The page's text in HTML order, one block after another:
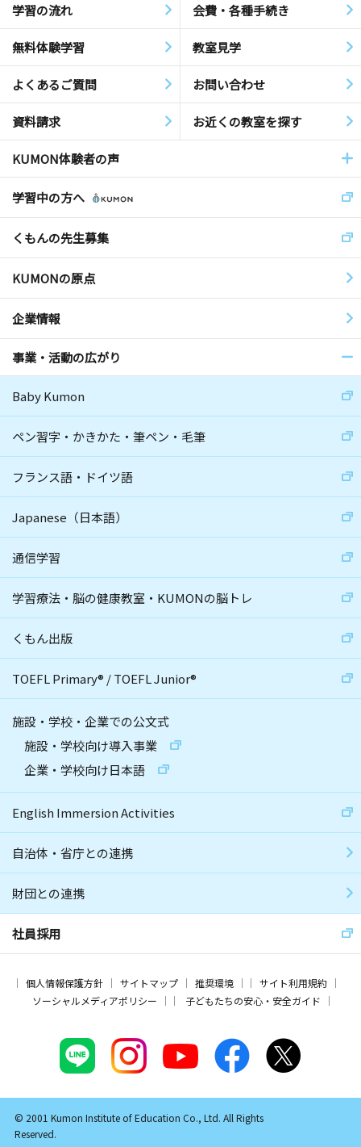
学習の流れ 会費・各種手続き
無料体験学習 教室見学
よくあるご質問 お問い合わせ
資料請求 お近くの教室を探す
KUMON体験者の声
学習中の方へ
くもんの先生募集
KUMONの原点
企業情報
事業・活動の広がり
Baby Kumon
ペン習字・かきかた・筆ペン・毛筆
フランス語・ドイツ語
Japanese（日本語）
通信学習
学習療法・脳の健康教室・KUMONの脳トレ
くもん出版
TOEFL Primary® /TOEFL Junior®
施設・学校・企業での公文式
施設・学校向け導入事業
企業・学校向け日本語
English Immersion Activities
自治体・省庁との連携
財団との連携
社員採用
個人情報保護方針 サイトマップ 推奨環境
サイト利用規約
ソーシャルメディアポリシー
子どもたちの安心・安全ガイド
© 2001 Kumon Institute of Education Co., Ltd. All Rights
Reserved.